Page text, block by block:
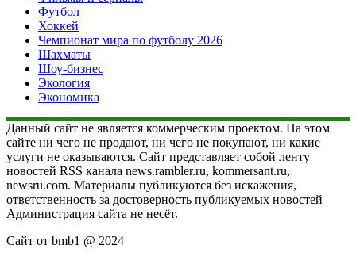
Футбол
Хоккей
Чемпионат мира по футболу 2026
Шахматы
Шоу-бизнес
Экология
Экономика
Данный сайт не является коммерческим проектом. На этом
сайте ни чего не продают, ни чего не покупают, ни какие
услуги не оказываются. Сайт представляет собой ленту
новостей RSS канала news.rambler.ru, kommersant.ru,
newsru.com. Материалы публикуются без искажения,
ответственность за достоверность публикуемых новостей
Администрация сайта не несёт.
Сайт от bmb1 @ 2024